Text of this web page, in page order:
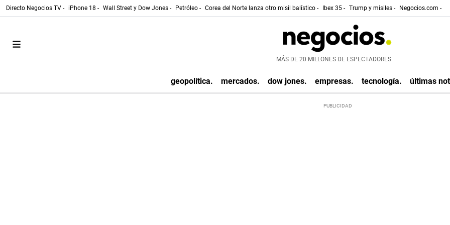
Directo Negocios TV - iPhone 18 - Wall Street y Dow Jones - Petróleo - Corea del Norte lanza otro misil balístico - Ibex 35 - Trump y misiles - Negocios.com -
MÁS DE 20 MILLONES DE ESPECTADORES
geopolítica. mercados. dow jones. empresas. tecnología. últimas